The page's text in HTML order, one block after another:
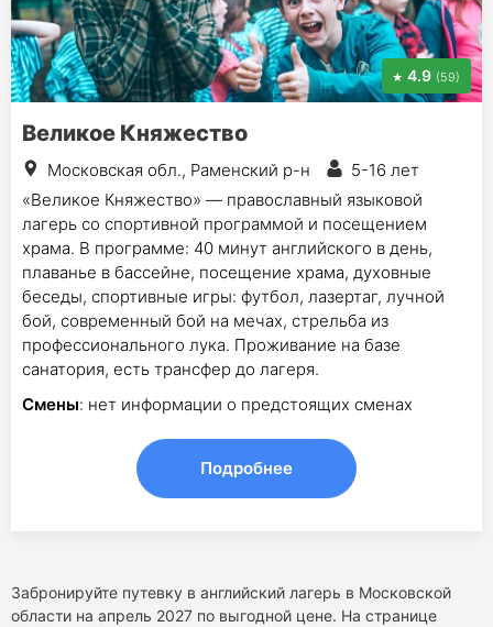
4.9 (59)
Великое Княжество
Московская обл., Раменский р-н
5-16 лет
«Великое Княжество» — православный языковой
лагерь со спортивной программой и посещением
храма. В программе: 40 минут английского в день,
плаванье в бассейне, посещение храма, духовные
беседы, спортивные игры: футбол, лазертаг, лучной
бой, современный бой на мечах, стрельба из
профессионального лука. Проживание на базе
санатория, есть трансфер до лагеря.
Смены: нет информации о предстоящих сменах
Подробнее
Забронируйте путевку в английский лагерь в Московской
области на апрель 2027 по выгодной цене. На странице